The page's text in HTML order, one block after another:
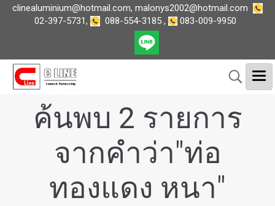
clinealuminium@hotmail.com, malonys2002@hotmail.com
02-397-5731, 088-554-3185, 083-009-9950
ค้นพบ 2 รายการ
จากคำว่า"ท่อ
ทองแดง หนา"